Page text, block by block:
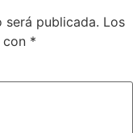
publicada. Los
con *